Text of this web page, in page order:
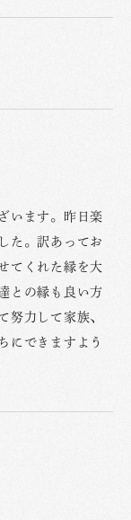
います。昨日楽
た。訳あってお
てくれた縁を大
との縁も良い方
努力して家族、
にできますよう